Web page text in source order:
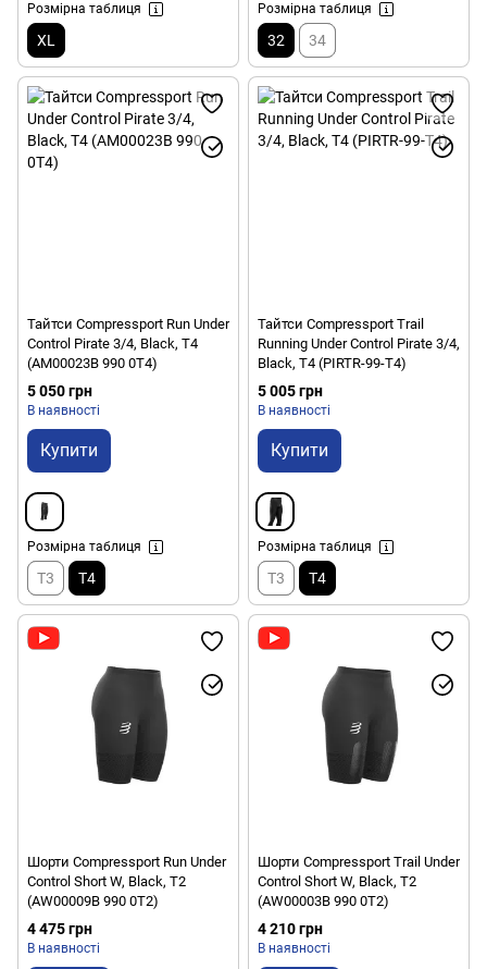
Розмірна таблиця
XL
Розмірна таблиця
32 34
Тайтси Compressport Run Under
Control Pirate 3/4, Black, T4
(AM00023B 990 0T4)
5 050 грн
В наявності
Купити
Розмірна таблиця
T3 T4
Тайтси Compressport Trail
Running Under Control Pirate 3/4,
Black, Т4 (PIRTR-99-T4)
5 005 грн
В наявності
Купити
Розмірна таблиця
T3 T4
Шорти Compressport Run Under
Control Short W, Black, T2
(AW00009B 990 0T2)
4 475 грн
В наявності
Шорти Compressport Trail Under
Control Short W, Black, T2
(AW00003B 990 0T2)
4 210 грн
В наявності